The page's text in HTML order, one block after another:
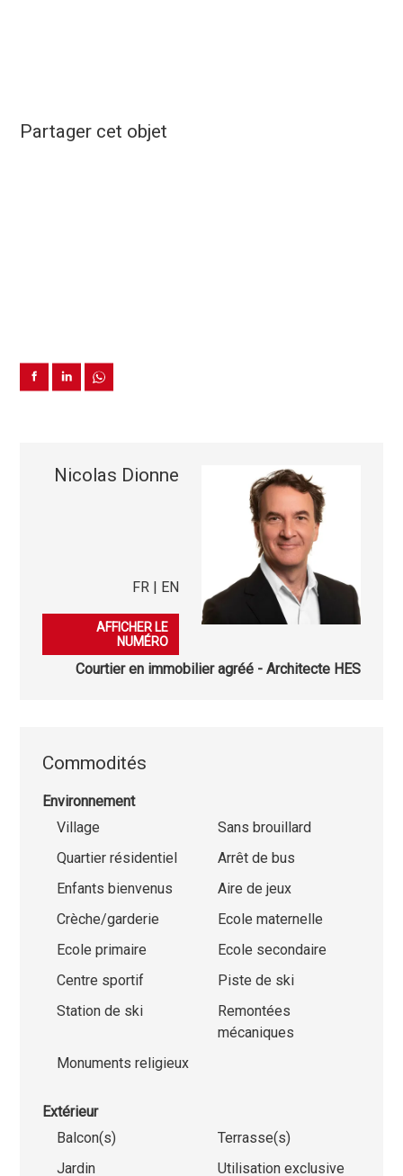
Partager cet objet
Nicolas Dionne
FR | EN
079 936 71 28
AFFICHER LE
NUMÉRO
Courtier en immobilier agréé - Architecte HES
Commodités
Environnement
Village
Sans brouillard
Quartier résidentiel
Arrêt de bus
Enfants bienvenus
Aire de jeux
Crèche/garderie
Ecole maternelle
Ecole primaire
Ecole secondaire
Centre sportif
Piste de ski
Station de ski
Remontées
mécaniques
Monuments religieux
Extérieur
Balcon(s)
Terrasse(s)
Jardin
Utilisation exclusive